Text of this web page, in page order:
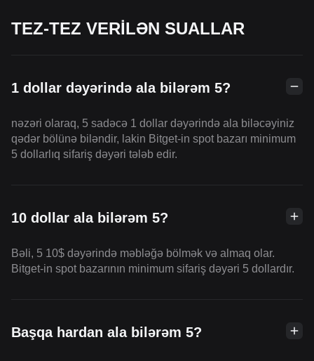
TEZ-TEZ VERİLƏN SUALLAR
1 dollar dəyərində ala bilərəm 5?
nəzəri olaraq, 5 sadəcə 1 dollar dəyərində ala biləcəyiniz
qədər bölünə biləndir, lakin Bitget-in spot bazarı minimum
5 dollarlıq sifariş dəyəri tələb edir.
10 dollar ala bilərəm 5?
Bəli, 5 10$ dəyərində məbləğə bölmək və almaq olar.
Bitget-in spot bazarının minimum sifariş dəyəri 5 dollardır.
Başqa hardan ala bilərəm 5?